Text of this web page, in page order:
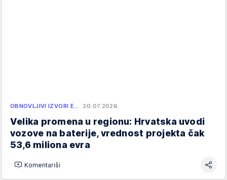
OBNOVLJIVI IZVORI E… 20.07.2026.
Velika promena u regionu: Hrvatska uvodi
vozove na baterije, vrednost projekta čak
53,6 miliona evra
Komentariši